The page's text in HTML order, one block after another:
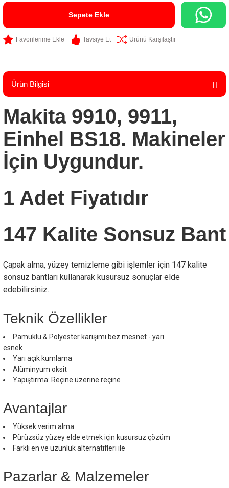
Sepete Ekle
Tavsiye Et Ürünü Karşılaştır
Ürün Bilgisi
Makita 9910, 9911,
Einhel BS18. Makineler
İçin Uygundur.
1 Adet Fiyatıdır
147 Kalite Sonsuz Bant
Çapak alma, yüzey temizleme gibi işlemler için 147 kalite
sonsuz bantları kullanarak kusursuz sonuçlar elde
edebilirsiniz.
Teknik Özellikler
Pamuklu & Polyester karışımı bez mesnet - yarı
esnek
Yarı açık kumlama
Alüminyum oksit
Yapıştırma: Reçine üzerine reçine
Avantajlar
Yüksek verim alma
Pürüzsüz yüzey elde etmek için kusursuz çözüm
Farklı en ve uzunluk alternatifleri ile
Pazarlar & Malzemeler